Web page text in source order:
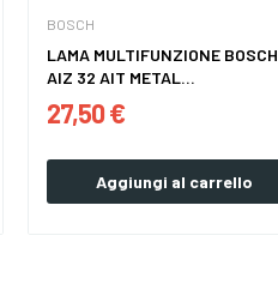
BOSCH
LAMA MULTIFUNZIONE BOSCH
AIZ 32 AIT METAL...
27,50 €
Aggiungi al carrello